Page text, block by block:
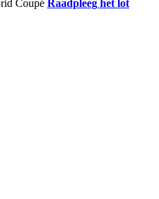
Raadpleeg het lot